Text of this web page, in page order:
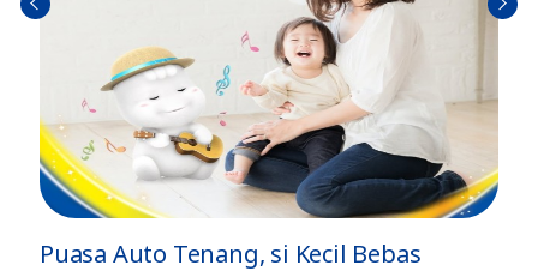
Tenang, si Kecil Bebas
Sebel
umn
Berik
utny